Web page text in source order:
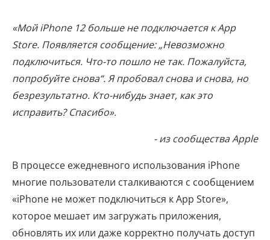
«Мой iPhone 12 больше не подключается к App
Store. Появляется сообщение: „Невозможно
подключиться. Что-то пошло не так. Пожалуйста,
попробуйте снова“. Я пробовал снова и снова, но
безрезультатно. Кто-нибудь знает, как это
исправить? Спасибо».
- из сообщества Apple
В процессе ежедневного использования iPhone
многие пользователи сталкиваются с сообщением
«iPhone не может подключиться к App Store»,
которое мешает им загружать приложения,
обновлять их или даже корректно получать доступ